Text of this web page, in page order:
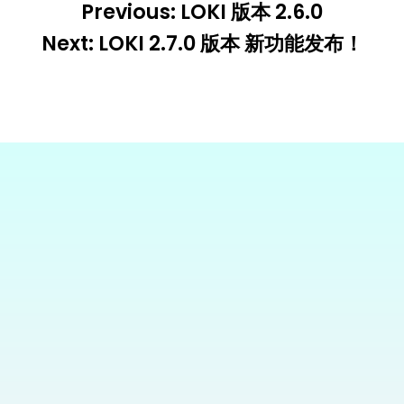
Previous: LOKI 版本 2.6.0
Next: LOKI 2.7.0 版本 新功能发布！